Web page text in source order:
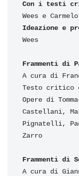
Con i testi
Ideazione e
Wees
A cura di
Testo critico
Opere di
Castellani,
Pignatelli,
Zarro
A cura di